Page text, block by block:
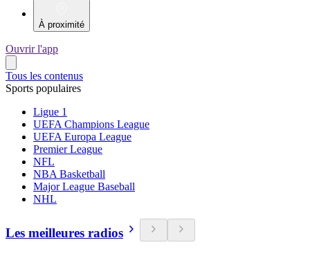
À proximité
Ouvrir l'app
Tous les contenus
Sports populaires
Ligue 1
UEFA Champions League
UEFA Europa League
Premier League
NFL
NBA Basketball
Major League Baseball
NHL
Les meilleures radios